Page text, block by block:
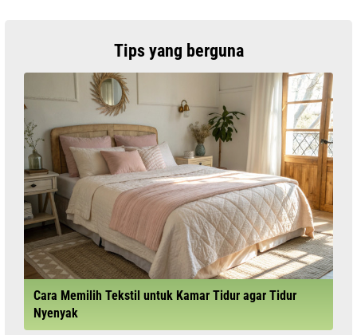
Tips yang berguna
Cara Memilih Tekstil untuk Kamar Tidur agar Tidur
Nyenyak